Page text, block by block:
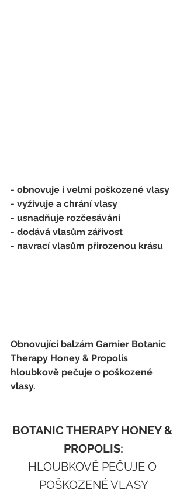
- obnovuje i velmi poškozené vlasy
- vyživuje a chrání vlasy
- usnadňuje rozčesávání
- dodává vlasům zářivost
- navrací vlasům přirozenou krásu
Obnovující balzám Garnier Botanic
Therapy Honey & Propolis
hloubkově pečuje o poškozené
vlasy.
BOTANIC THERAPY HONEY &
PROPOLIS:
HLOUBKOVĚ PEČUJE O
POŠKOZENÉ VLASY